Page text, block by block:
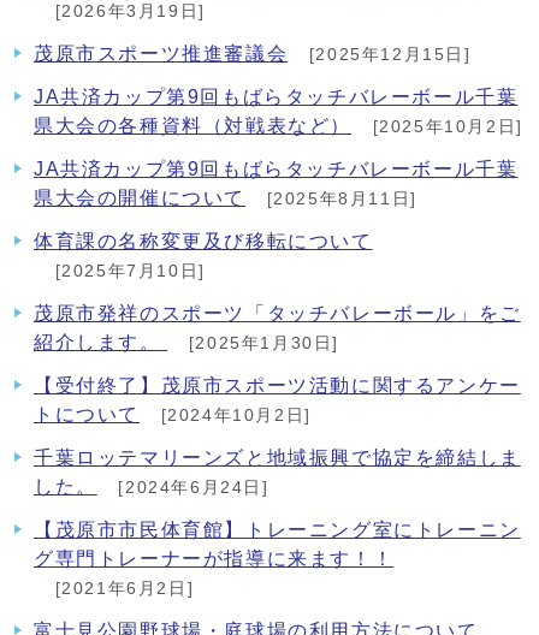
[2026年3月19日]
茂原市スポーツ推進審議会 [2025年12月15日]
JA共済カップ第9回もばらタッチバレーボール千葉
県大会の各種資料（対戦表など）
[2025年10月2日]
JA共済カップ第9回もばらタッチバレーボール千葉
県大会の開催について
[2025年8月11日]
体育課の名称変更及び移転について
[2025年7月10日]
茂原市発祥のスポーツ「タッチバレーボール」をご
紹介します。
[2025年1月30日]
【受付終了】茂原市スポーツ活動に関するアンケー
トについて
[2024年10月2日]
千葉ロッテマリーンズと地域振興で協定を締結しま
した。
[2024年6月24日]
【茂原市市民体育館】トレーニング室にトレーニン
グ専門トレーナーが指導に来ます！！
[2021年6月2日]
富士見公園野球場・庭球場の利用方法について